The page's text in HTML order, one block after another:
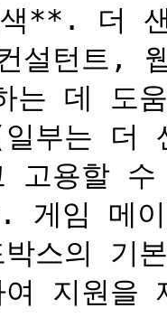
**. 더 샌
설턴트,
는 데 도
부는 더
고용할
임 메이
스의 기
지원을